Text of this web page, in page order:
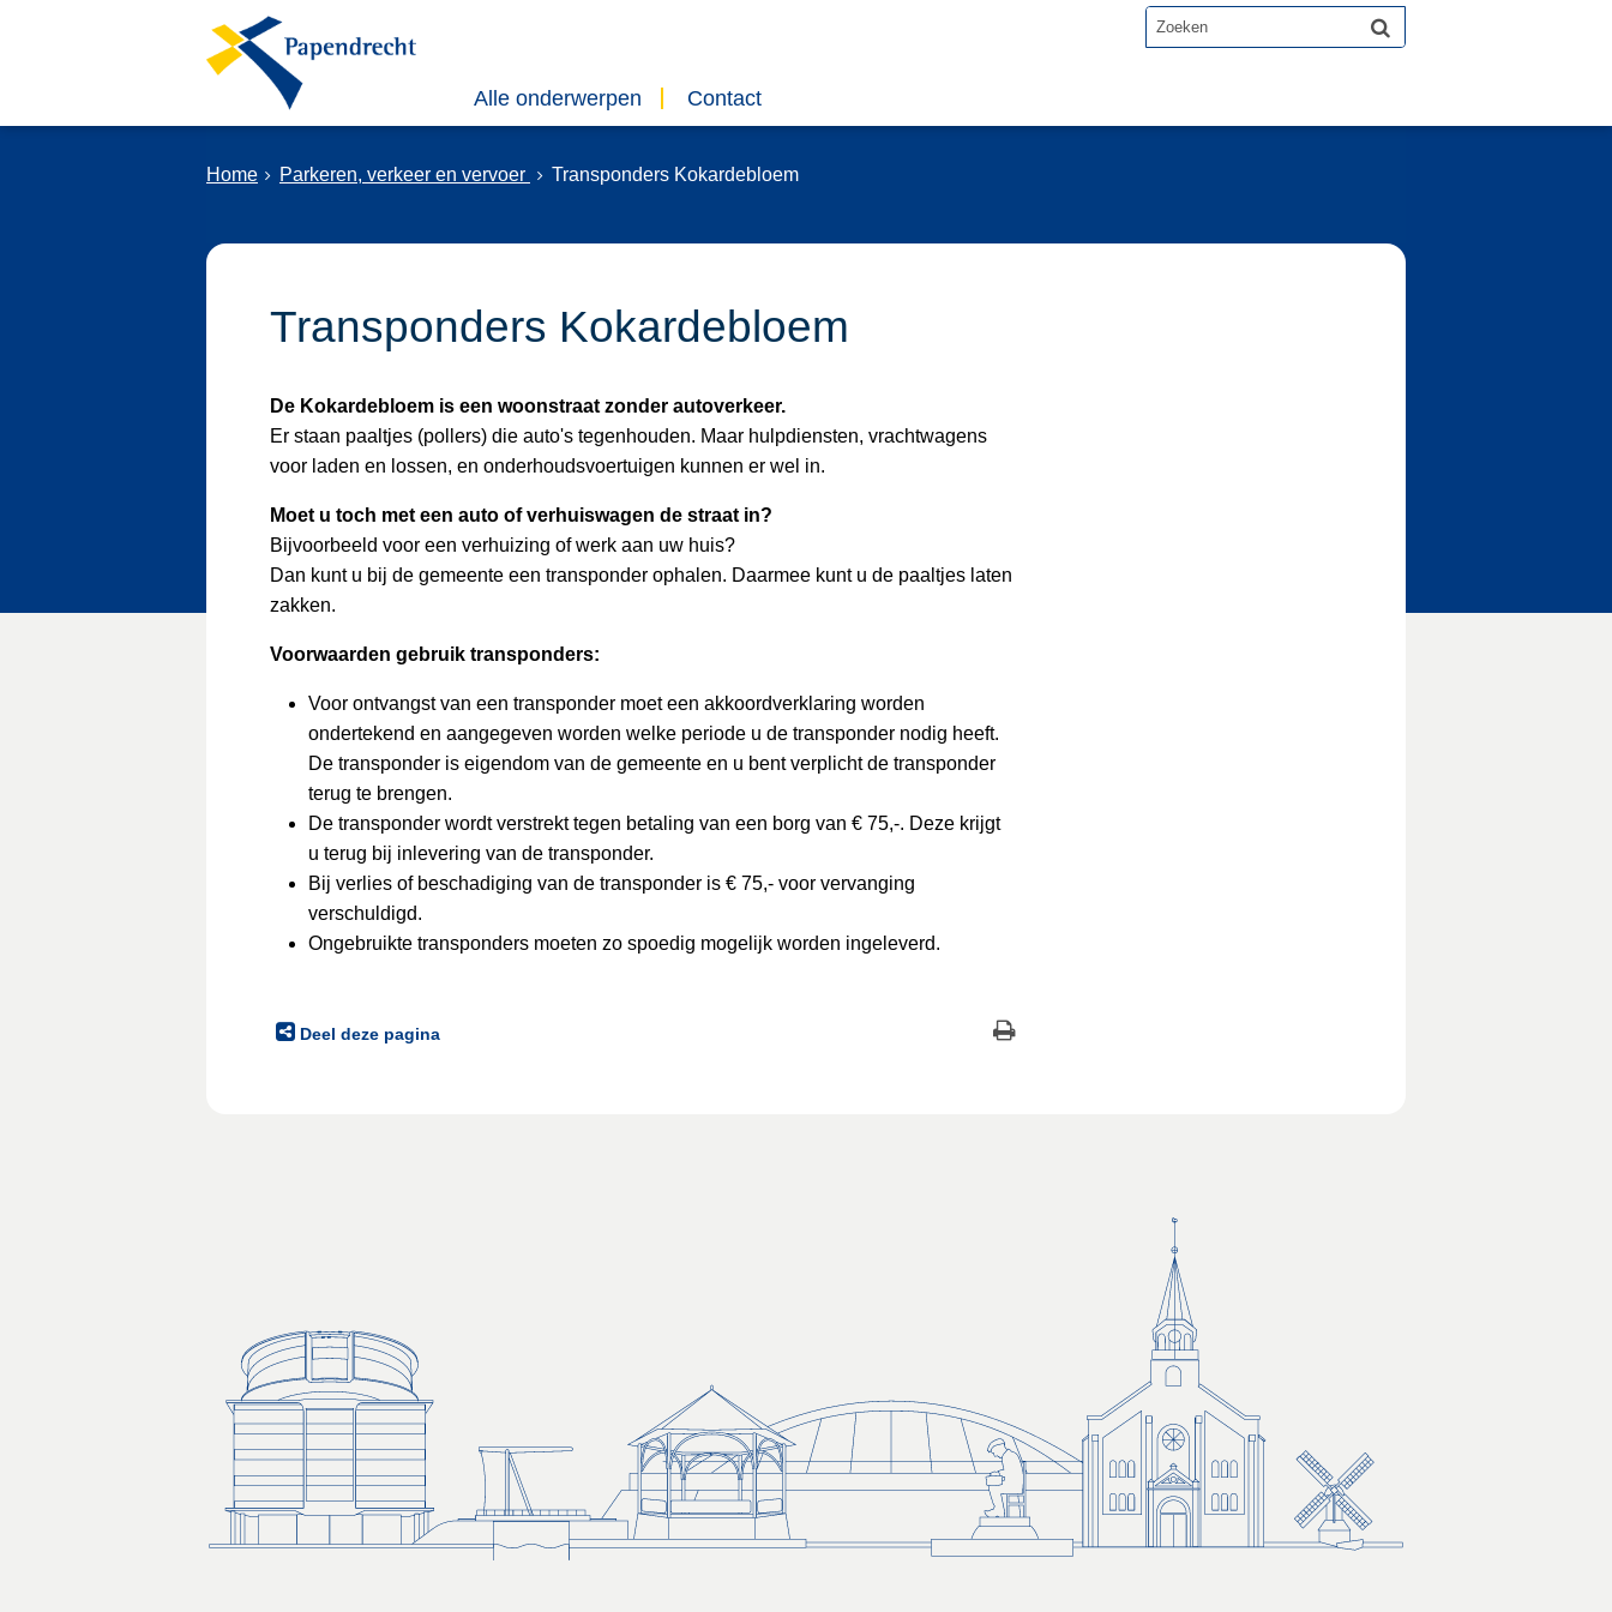
Alle onderwerpen Contact
Home Parkeren, verkeer en vervoer Transponders Kokardebloem
Transponders Kokardebloem
De Kokardebloem is een woonstraat zonder autoverkeer.
Er staan paaltjes (pollers) die auto's tegenhouden. Maar hulpdiensten, vrachtwagens
voor laden en lossen, en onderhoudsvoertuigen kunnen er wel in.
Moet u toch met een auto of verhuiswagen de straat in?
Bijvoorbeeld voor een verhuizing of werk aan uw huis?
Dan kunt u bij de gemeente een transponder ophalen. Daarmee kunt u de paaltjes laten
zakken.
Voorwaarden gebruik transponders:
Voor ontvangst van een transponder moet een akkoordverklaring worden
ondertekend en aangegeven worden welke periode u de transponder nodig heeft.
De transponder is eigendom van de gemeente en u bent verplicht de transponder
terug te brengen.
De transponder wordt verstrekt tegen betaling van een borg van € 75,-. Deze krijgt
u terug bij inlevering van de transponder.
Bij verlies of beschadiging van de transponder is € 75,- voor vervanging
verschuldigd.
Ongebruikte transponders moeten zo spoedig mogelijk worden ingeleverd.
Deel deze pagina